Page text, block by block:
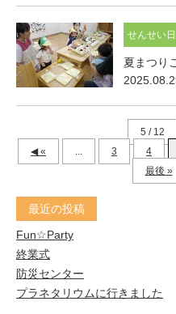
せんせい
夏まつり
5 / 12
«
3 4
最後 »
最近の投稿
Fun☆Party
終業式
防災センター
プラネタリウムに行きました